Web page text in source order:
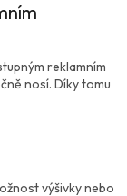
reklamním
nosí. Díky tomu
výšivky nebo